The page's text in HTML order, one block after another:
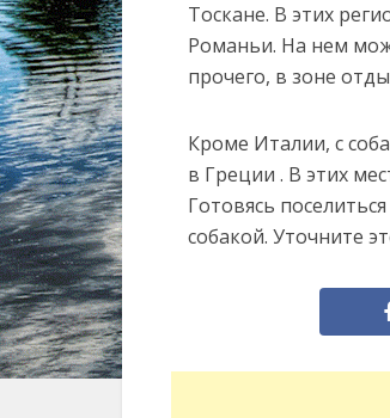
Тоскане. В этих
Романьи. На нем
прочего, в зоне
Кроме Италии, с
в Греции . В этих
Готовясь
собакой. Уточните